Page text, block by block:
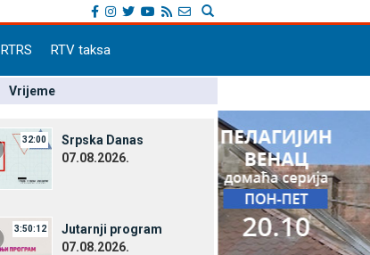
RTRS RTV taksa
Vrijeme
32:00
Srpska Danas
07.08.2026.
3:50:12
Јutarnji program
07.08.2026.